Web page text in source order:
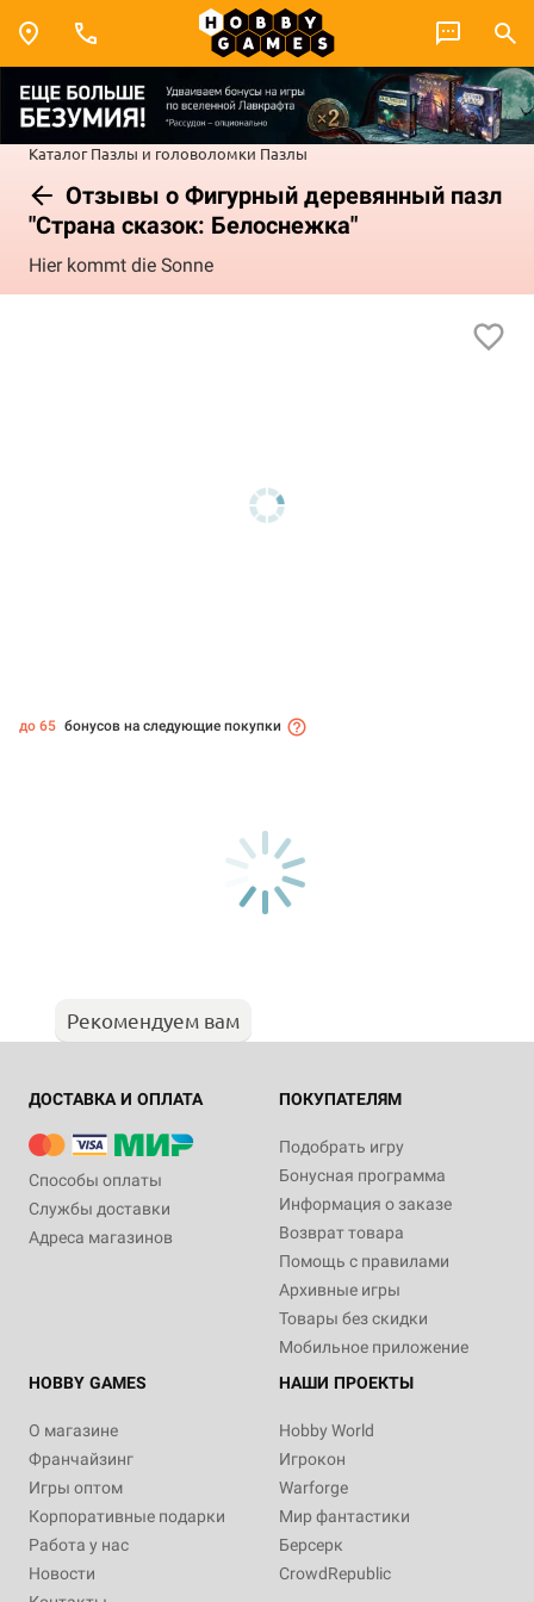
Каталог Пазлы и головоломки Пазлы
Отзывы о Фигурный деревянный пазл
"Страна сказок: Белоснежка"
Hier kommt die Sonne
до 65 бонусов на следующие покупки
Рекомендуем вам
ДОСТАВКА И ОПЛАТА
Способы оплаты
Службы доставки
Адреса магазинов
ПОКУПАТЕЛЯМ
Подобрать игру
Бонусная программа
Информация о заказе
Возврат товара
Помощь с правилами
Архивные игры
Товары без скидки
Мобильное приложение
HOBBY GAMES
О магазине
Франчайзинг
Игры оптом
Корпоративные подарки
Работа у нас
Новости
НАШИ ПРОЕКТЫ
Hobby World
Игрокон
Warforge
Мир фантастики
Берсерк
CrowdRepublic